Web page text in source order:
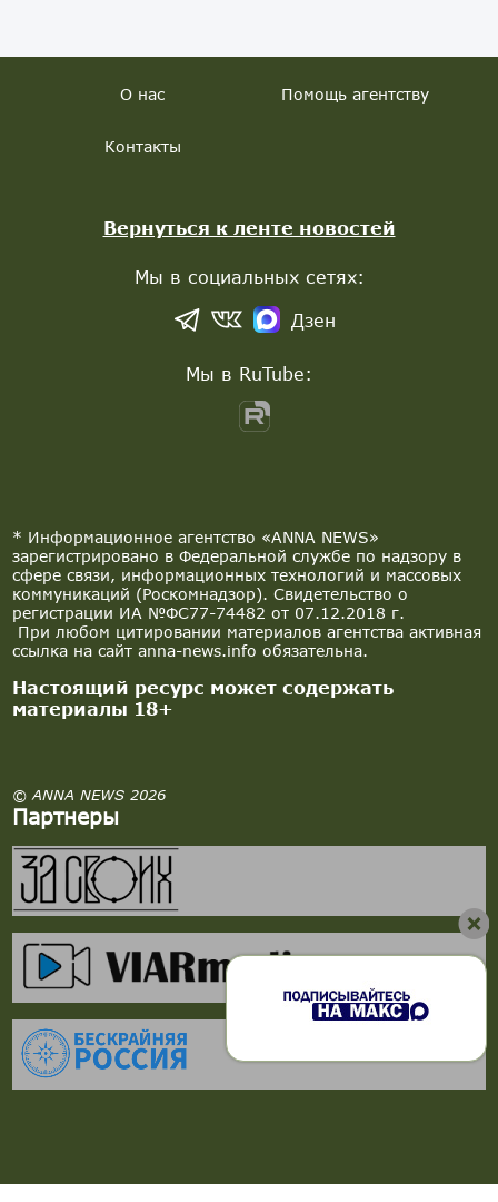
* Информационное агентство «ANNA NEWS»
зарегистрировано в Федеральной службе по надзору в
сфере связи, информационных технологий и массовых
коммуникаций (Роскомнадзор). Свидетельство о
регистрации ИА №ФС77-74482 от 07.12.2018 г.
При любом цитировании материалов агентства активная
ссылка на сайт anna-news.info обязательна.
Настоящий ресурс может содержать
материалы 18+
© ANNA NEWS 2026
Партнеры
О нас Помощь агентству
Контакты
Вернуться к ленте новостей
Мы в социальных сетях:
Дзен
Мы в RuTube: